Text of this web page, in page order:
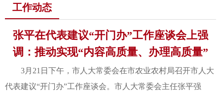
工作动态
张平在代表建议“开门办”工作座谈会上强
调：推动实现“内容高质量、办理高质量”
3月21日下午，市人大常委会在市农业农村局召开市人大
代表建议“开门办”工作座谈会。市人大常委会主任张平强